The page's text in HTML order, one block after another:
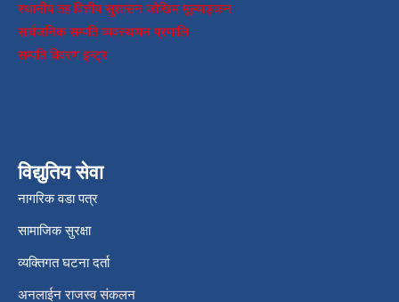
स्थानीय तह वित्तीय सुशासन जोखिम मूल्याङ्कन
सार्वजनिक सम्पति व्यवस्थापन प्रणालि
सम्पति विवरण इन्ट्र
विद्युतिय सेवा
नागरिक वडा पत्र
सामाजिक सुरक्षा
व्यक्तिगत घटना दर्ता
अनलाईन राजस्व संकलन